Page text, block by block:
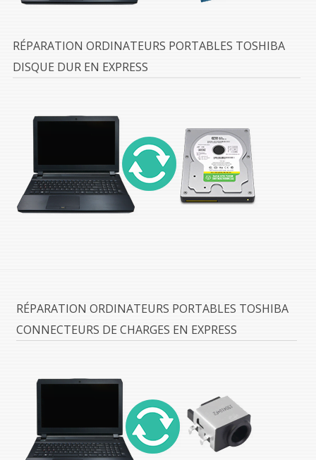
RÉPARATION ORDINATEURS PORTABLES TOSHIBA
DISQUE DUR EN EXPRESS
RÉPARATION ORDINATEURS PORTABLES TOSHIBA
CONNECTEURS DE CHARGES EN EXPRESS